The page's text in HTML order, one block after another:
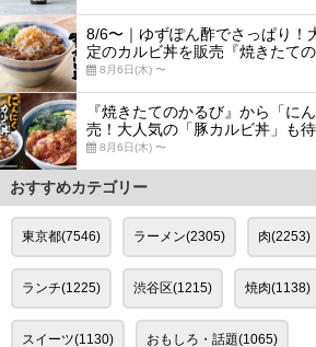
8/6〜｜ゆずぽん酢でさっぱり！
定のカルビ丼を販売『焼きたての
8月6日(木) 〜
『焼きたてのかるび』から「に
売！大人気の「豚カルビ丼」も
8月6日(木) 〜
おすすめカテゴリー
東京都(7546) ラーメン(2305) 肉(2253)
ランチ(1225) 渋谷区(1215) 焼肉(1138)
スイーツ(1130) おもしろ・話題(1065)